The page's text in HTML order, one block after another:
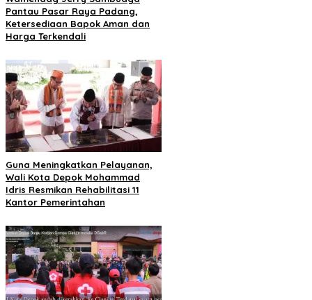
Pantau Pasar Raya Padang,
Ketersediaan Bapok Aman dan
Harga Terkendali
Guna Meningkatkan Pelayanan,
Wali Kota Depok Mohammad
Idris Resmikan Rehabilitasi 11
Kantor Pemerintahan